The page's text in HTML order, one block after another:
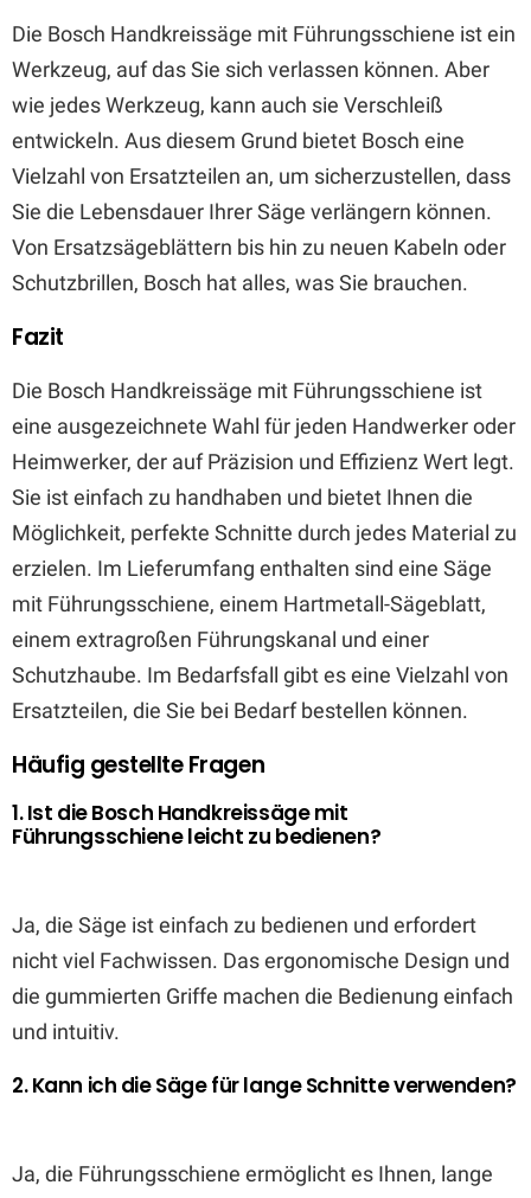
Die Bosch Handkreissäge mit Führungsschiene ist ein
Werkzeug, auf das Sie sich verlassen können. Aber
wie jedes Werkzeug, kann auch sie Verschleiß
entwickeln. Aus diesem Grund bietet Bosch eine
Vielzahl von Ersatzteilen an, um sicherzustellen, dass
Sie die Lebensdauer Ihrer Säge verlängern können.
Von Ersatzsägeblättern bis hin zu neuen Kabeln oder
Schutzbrillen, Bosch hat alles, was Sie brauchen.
Fazit
Die Bosch Handkreissäge mit Führungsschiene ist
eine ausgezeichnete Wahl für jeden Handwerker oder
Heimwerker, der auf Präzision und Effizienz Wert legt.
Sie ist einfach zu handhaben und bietet Ihnen die
Möglichkeit, perfekte Schnitte durch jedes Material zu
erzielen. Im Lieferumfang enthalten sind eine Säge
mit Führungsschiene, einem Hartmetall-Sägeblatt,
einem extragroßen Führungskanal und einer
Schutzhaube. Im Bedarfsfall gibt es eine Vielzahl von
Ersatzteilen, die Sie bei Bedarf bestellen können.
Häufig gestellte Fragen
1. Ist die Bosch Handkreissäge mit
Führungsschiene leicht zu bedienen?
Ja, die Säge ist einfach zu bedienen und erfordert
nicht viel Fachwissen. Das ergonomische Design und
die gummierten Griffe machen die Bedienung einfach
und intuitiv.
2. Kann ich die Säge für lange Schnitte verwenden?
Ja, die Führungsschiene ermöglicht es Ihnen, lange